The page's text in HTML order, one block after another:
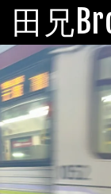
田兄